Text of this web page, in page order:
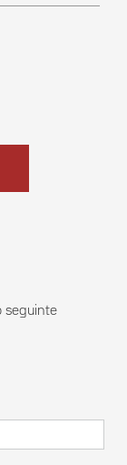
seguinte